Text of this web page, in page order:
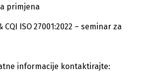
primjena
CQI ISO 27001:2022 – seminar za
informacije kontaktirajte: